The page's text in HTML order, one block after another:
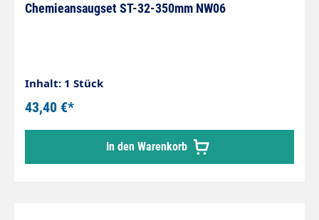
Chemieansaugset ST-32-350mm NW06
Inhalt: 1 Stück
43,40 €*
In den Warenkorb